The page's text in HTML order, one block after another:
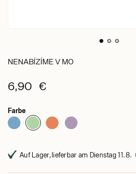
NENABÍZÍME V MO
6,90 €
Farbe
Auf Lager, lieferbar am Dienstag 11. 8.